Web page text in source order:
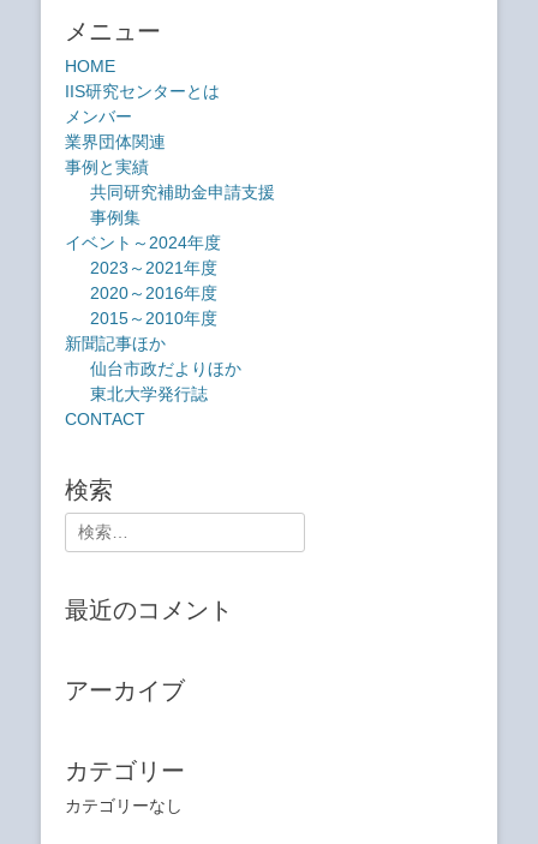
メニュー
HOME
IIS研究センターとは
メンバー
業界団体関連
事例と実績
共同研究補助金申請支援
事例集
イベント～2024年度
2023～2021年度
2020～2016年度
2015～2010年度
新聞記事ほか
仙台市政だよりほか
東北大学発行誌
CONTACT
検索
索:
最近のコメント
アーカイブ
カテゴリー
カテゴリーなし